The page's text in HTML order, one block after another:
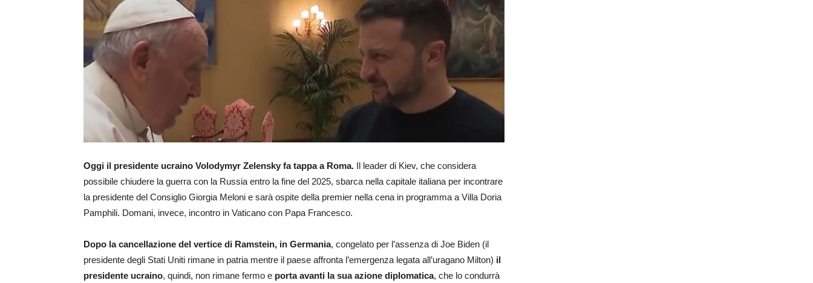
Oggi il presidente ucraino Volodymyr Zelensky fa tappa a Roma. Il leader di Kiev, che considera
possibile chiudere la guerra con la Russia entro la fine del 2025, sbarca nella capitale italiana per incontrare
la presidente del Consiglio Giorgia Meloni e sarà ospite della premier nella cena in programma a Villa Doria
Pamphili. Domani, invece, incontro in Vaticano con Papa Francesco.
Dopo la cancellazione del vertice di Ramstein, in Germania, congelato per l’assenza di Joe Biden (il
presidente degli Stati Uniti rimane in patria mentre il paese affronta l’emergenza legata all’uragano Milton) il
presidente ucraino, quindi, non rimane fermo e porta avanti la sua azione diplomatica, che lo condurrà